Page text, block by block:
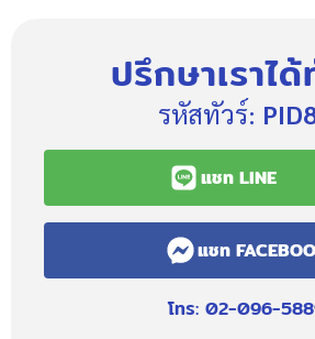
ปรึกษาเราไ
รหัสทัวร์:
แชท LINE
แชท
โทร: 02-096-